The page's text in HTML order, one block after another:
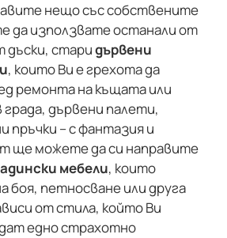
нещо със собствените
да използвате останали от
дъски, старидървени
, които Ви е грехота да
ремонта на къщата или
дървени палети,
пръчки – с фантазия и
ще можете да си направите
мебели, които
боя, петносване или друга
от стила, който Ви
едно страхотно